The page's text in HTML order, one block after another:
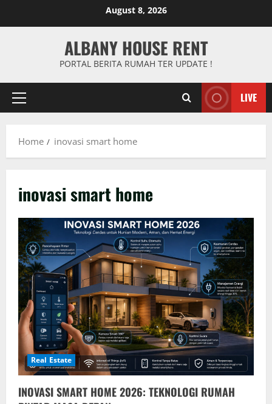
August 8, 2026
ALBANY HOUSE RENT
PORTAL BERITA RUMAH TER UPDATE !
Primary
LIVE
Home inovasi smart home
inovasi smart home
Real Estate
INOVASI SMART HOME 2026: TEKNOLOGI RUMAH